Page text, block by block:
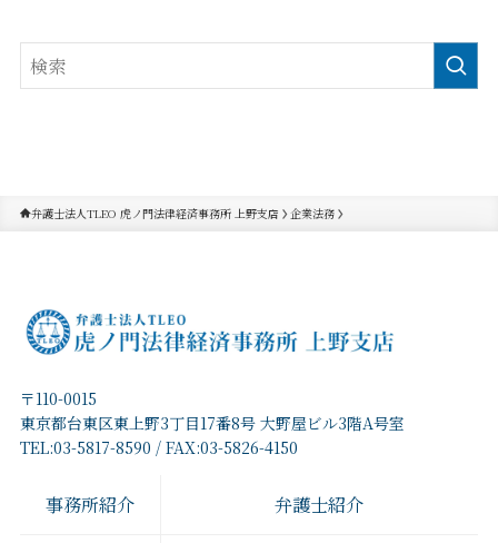
弁護士法人TLEO 虎ノ門法律経済事務所 上野支店 企業法務
〒110-0015
東京都台東区東上野3丁目17番8号 大野屋ビル3階A号室
TEL:03-5817-8590 / FAX:03-5826-4150
事務所紹介 弁護士紹介